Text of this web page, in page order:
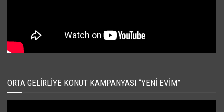
ORTA GELIRLIYE KONUT KAMPANYASI “YENI EVIM”